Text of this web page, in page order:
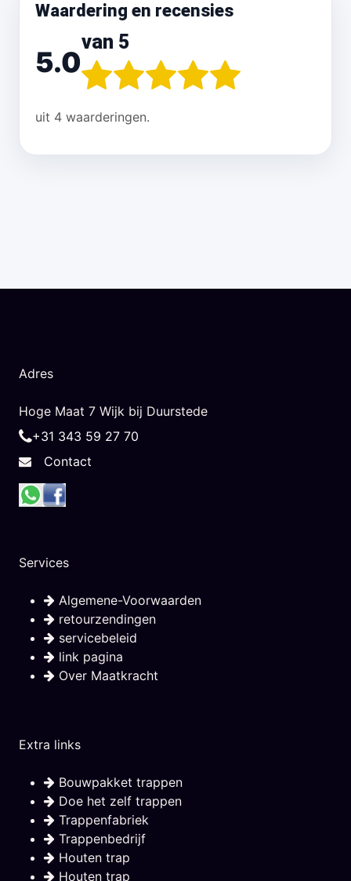
Waardering en recensies
5.0
van 5
uit 4 waarderingen.
Adres
Hoge Maat 7 Wijk bij Duurstede
+31 343 59 27 70
Contact
Services
Algemene-Voorwaarden
retourzendingen
servicebeleid
link pagina
Over Maatkracht
Extra links
Bouwpakket trappen
Doe het zelf trappen
Trappenfabriek
Trappenbedrijf
Houten trap
Houten trap